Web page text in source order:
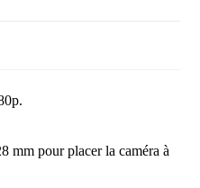
mm pour placer la caméra à